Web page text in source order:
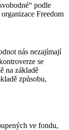
podle
Freedom
nás nezajímají
se
na základě
způsobu,
ve fondu,